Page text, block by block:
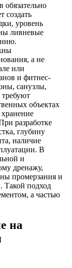
обязательно
создать
уровень
ливневые
а не
или
и фитнес-
санузлы,
объектах
разработке
глубину
наличие
В
и
дренажу,
промерзания и
Такой подход
а частью
на